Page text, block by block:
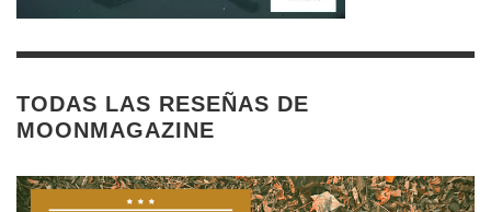
TODAS LAS RESEÑAS DE
MOONMAGAZINE